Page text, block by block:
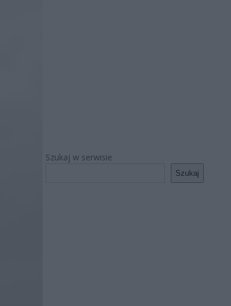
Szukaj w serwisie
Szukaj